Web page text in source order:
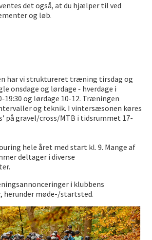
det også, at du hjælper til ved
og løb.
har vi struktureret træning tirsdag og
onsdage og lørdage - hverdage i
19:30 og lørdage 10-12. Træningen
og teknik. I vintersæsonen køres
på gravel/cross/MTB i tidsrummet 17-
hele året med start kl. 9. Mange af
deltager i diverse
i klubbens
herunder møde-/startsted.